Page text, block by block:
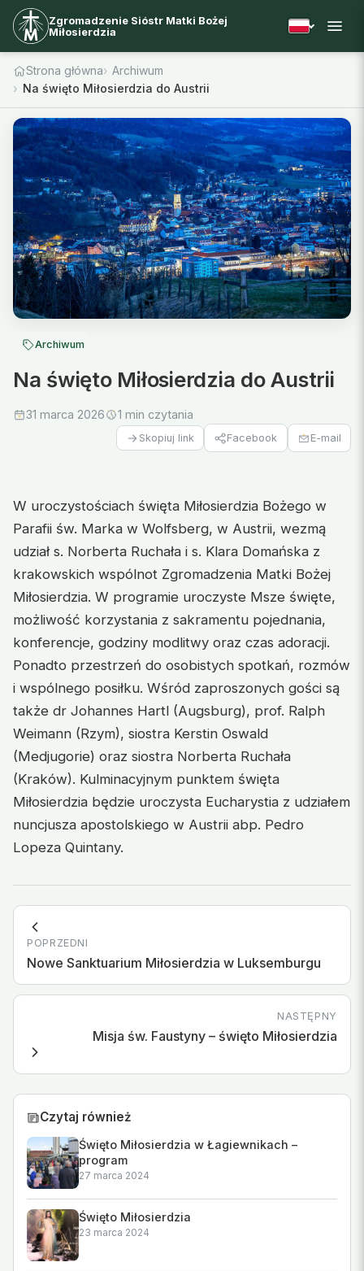
Zgromadzenie Sióstr Matki Bożej
Miłosierdzia
Strona główna
Archiwum
Na święto Miłosierdzia do Austrii
Archiwum
Na święto Miłosierdzia do Austrii
31 marca 2026 1 min czytania
Skopiuj link Facebook E-mail
W uroczystościach święta Miłosierdzia Bożego w
Parafii św. Marka w Wolfsberg, w Austrii, wezmą
udział s. Norberta Ruchała i s. Klara Domańska z
krakowskich wspólnot Zgromadzenia Matki Bożej
Miłosierdzia. W programie uroczyste Msze święte,
możliwość korzystania z sakramentu pojednania,
konferencje, godziny modlitwy oraz czas adoracji.
Ponadto przestrzeń do osobistych spotkań, rozmów
i wspólnego posiłku. Wśród zaproszonych gości są
także dr Johannes Hartl (Augsburg), prof. Ralph
Weimann (Rzym), siostra Kerstin Oswald
(Medjugorie) oraz siostra Norberta Ruchała
(Kraków). Kulminacyjnym punktem święta
Miłosierdzia będzie uroczysta Eucharystia z udziałem
nuncjusza apostolskiego w Austrii abp. Pedro
Lopeza Quintany.
POPRZEDNI
Nowe Sanktuarium Miłosierdzia w Luksemburgu
NASTĘPNY
Misja św. Faustyny – święto Miłosierdzia
Czytaj również
Święto Miłosierdzia w Łagiewnikach –
program
27 marca 2024
Święto Miłosierdzia
23 marca 2024